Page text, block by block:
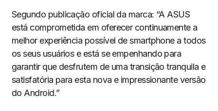
Segundo publicação oficial da marca: “A ASUS
está comprometida em oferecer continuamente a
melhor experiência possível de smartphone a todos
os seus usuários e está se empenhando para
garantir que desfrutem de uma transição tranquila e
satisfatória para esta nova e impressionante versão
do Android.”